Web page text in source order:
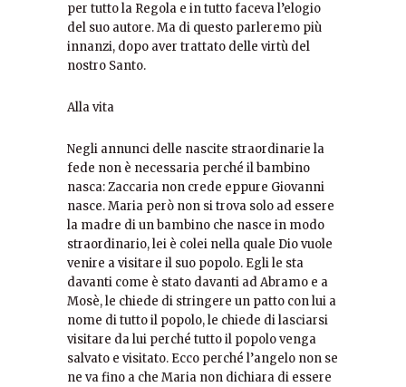
per tutto la Regola e in tutto faceva l’elogio
del suo autore. Ma di questo parleremo più
innanzi, dopo aver trattato delle virtù del
nostro Santo.
Alla vita
Negli annunci delle nascite straordinarie la
fede non è necessaria perché il bambino
nasca: Zaccaria non crede eppure Giovanni
nasce. Maria però non si trova solo ad essere
la madre di un bambino che nasce in modo
straordinario, lei è colei nella quale Dio vuole
venire a visitare il suo popolo. Egli le sta
davanti come è stato davanti ad Abramo e a
Mosè, le chiede di stringere un patto con lui a
nome di tutto il popolo, le chiede di lasciarsi
visitare da lui perché tutto il popolo venga
salvato e visitato. Ecco perché l’angelo non se
ne va fino a che Maria non dichiara di essere